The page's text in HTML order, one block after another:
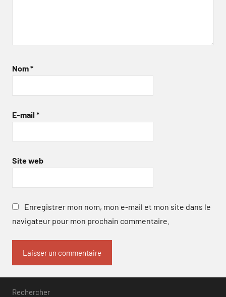
Nom*
E-mail *
Site web
Enregistrer mon nom, mon e-mail et mon site dans le
navigateur pour mon prochain commentaire.
Rechercher